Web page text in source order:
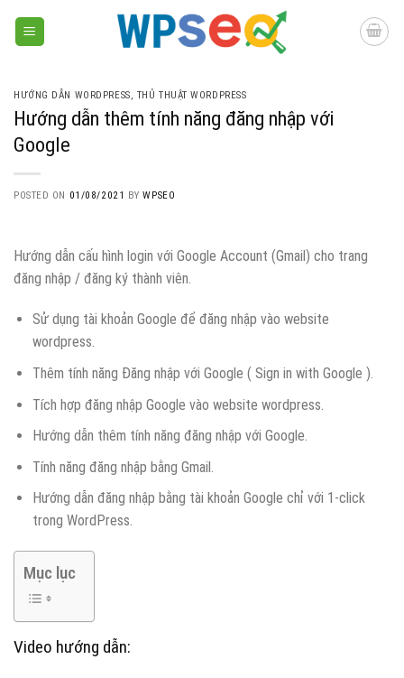
HƯỚNG DẪN WORDPRESS, THỦ THUẬT WORDPRESS
Hướng dẫn thêm tính năng đăng nhập với
Google
POSTED ON 01/08/2021 BYWPSEO
Hướng dẫn cấu hình login với Google Account (Gmail) cho trang
đăng nhập / đăng ký thành viên.
Sử dụng tài khoản Google để đăng nhập vào website
wordpress.
Thêm tính năng Đăng nhập với Google ( Sign in with Google ).
Tích hợp đăng nhập Google vào website wordpress.
Hướng dẫn thêm tính năng đăng nhập với Google.
Tính năng đăng nhập bằng Gmail.
Hướng dẫn đăng nhập bằng tài khoản Google chỉ với 1-click
trong WordPress.
Mục lục
Video hướng dẫn: